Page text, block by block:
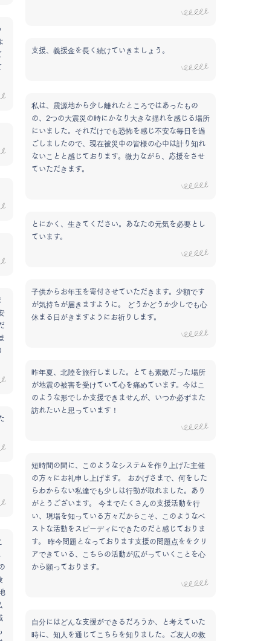
支援、義援金を長く続けていきましょう。
私は、震源地から少し離れたところではあったもの
の、2つの大震災の時にかなり大きな揺れを感じる場所
にいました。それだけでも恐怖を感じ不安な毎日を過
ごしましたので、現在被災中の皆様の心中は計り知れ
ないことと感じております。微力ながら、応援をさせ
ていただきます。
とにかく、生きてください。あなたの元気を必要とし
ています。
子供からお年玉を寄付させていただきます。少額です
が気持ちが届きますように。 どうかどうか少しでも心
休まる日がきますようにお祈りします。
昨年夏、北陸を旅行しました。とても素敵だった場所
が地震の被害を受けていて心を痛めています。今はこ
のような形でしか支援できませんが、いつか必ずまた
訪れたいと思っています！
短時間の間に、このようなシステムを作り上げた主催
の方々にお礼申し上げます。 おかげさまで、何をした
らわからない私達でも少しは行動が取れました。あり
がとうございます。 今までたくさんの支援活動を行
い、現場を知っている方々だからこそ、このようなベ
ストな活動をスピーディにできたのだと感じておりま
す。 昨今問題となっております支援の問題点ををクリ
アできている、こちらの活動が広がっていくことを心
から願っております。
自分にはどんな支援ができるだろうか、と考えていた
時に、知人を通じてこちらを知りました。ご友人の救